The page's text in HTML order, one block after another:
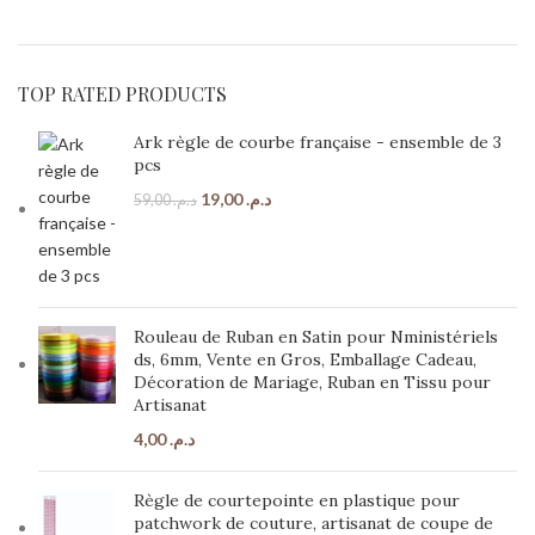
TOP RATED PRODUCTS
Ark règle de courbe française - ensemble de 3
pcs
د.م.59,00 د.م.19,00
Rouleau de Ruban en Satin pour Nministériels
ds, 6mm, Vente en Gros, Emballage Cadeau,
Décoration de Mariage, Ruban en Tissu pour
Artisanat
د.م.4,00
Règle de courtepointe en plastique pour
patchwork de couture, artisanat de coupe de